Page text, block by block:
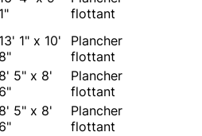
1"
flottant
13' 1" x 10'
8"
Plancher
flottant
8' 5" x 8'
6"
Plancher
flottant
8' 5" x 8'
6"
Plancher
flottant